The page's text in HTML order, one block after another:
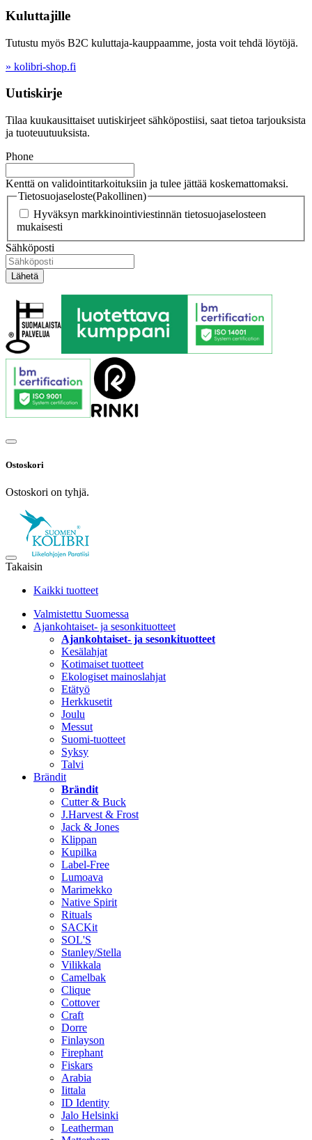
Kuluttajille
Tutustu myös B2C kuluttaja-kauppaamme, josta voit tehdä löytöjä.
» kolibri-shop.fi
Uutiskirje
Tilaa kuukausittaiset uutiskirjeet sähköpostiisi, saat tietoa tarjouksista
ja tuoteuutuuksista.
Phone
Kenttä on validointitarkoituksiin ja tulee jättää koskemattomaksi.
Tietosuojaseloste(Pakollinen)
Hyväksyn markkinointiviestinnän tietosuojaselosteen
mukaisesti
Sähköposti
Ostoskori
Ostoskori on tyhjä.
Takaisin
Kaikki tuotteet
Valmistettu Suomessa
Ajankohtaiset- ja sesonkituotteet
Ajankohtaiset- ja sesonkituotteet
Kesälahjat
Kotimaiset tuotteet
Ekologiset mainoslahjat
Etätyö
Herkkusetit
Joulu
Messut
Suomi-tuotteet
Syksy
Talvi
Brändit
Brändit
Cutter & Buck
J.Harvest & Frost
Jack & Jones
Klippan
Kupilka
Label-Free
Lumoava
Marimekko
Native Spirit
Rituals
SACKit
SOL'S
Stanley/Stella
Vilikkala
Camelbak
Clique
Cottover
Craft
Dorre
Finlayson
Firephant
Fiskars
Arabia
Iittala
ID Identity
Jalo Helsinki
Leatherman